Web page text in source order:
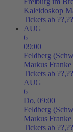
Kaleidoskop
Tickets ab
AUG
6
09:00
Feldberg
Markus Franke
Tickets ab
AUG
6
Do, 09:00
Feldberg
Markus Franke
Tickets ab